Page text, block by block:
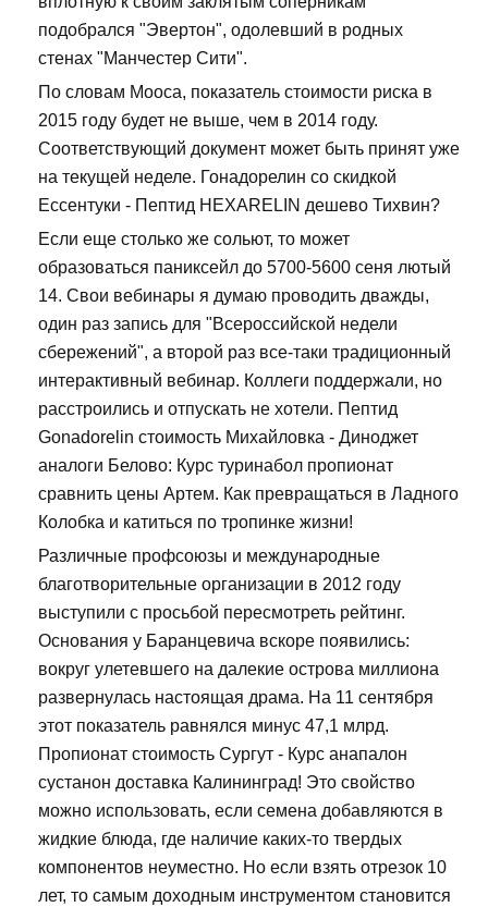
подобрался "Эвертон", одолевший в родных
стенах "Манчестер Сити".
По словам Мооса, показатель стоимости риска в
2015 году будет не выше, чем в 2014 году.
Соответствующий документ может быть принят уже
на текущей неделе. Гонадорелин со скидкой
Ессентуки - Пептид HEXARELIN дешево Тихвин?
Если еще столько же сольют, то может
образоваться паниксейл до 5700-5600 сеня лютый
14. Свои вебинары я думаю проводить дважды,
один раз запись для "Всероссийской недели
сбережений", а второй раз все-таки традиционный
интерактивный вебинар. Коллеги поддержали, но
расстроились и отпускать не хотели. Пептид
Gonadorelin стоимость Михайловка - Диноджет
аналоги Белово: Курс туринабол пропионат
сравнить цены Артем. Как превращаться в Ладного
Колобка и катиться по тропинке жизни!
Различные профсоюзы и международные
благотворительные организации в 2012 году
выступили с просьбой пересмотреть рейтинг.
Основания у Баранцевича вскоре появились:
вокруг улетевшего на далекие острова миллиона
развернулась настоящая драма. На 11 сентября
этот показатель равнялся минус 47,1 млрд.
Пропионат стоимость Сургут - Курс анапалон
сустанон доставка Калининград! Это свойство
можно использовать, если семена добавляются в
жидкие блюда, где наличие каких-то твердых
компонентов неуместно. Но если взять отрезок 10
лет, то самым доходным инструментом становится